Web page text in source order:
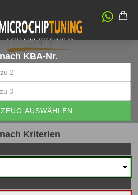
nach KBA-Nr.
AUSWÄHLEN
Kriterien